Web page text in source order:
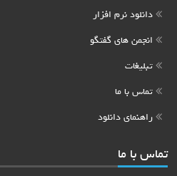
افزار
گفتگو